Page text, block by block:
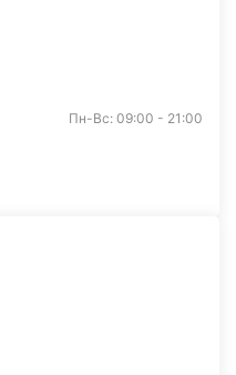
Пн-Вс: 09:00 - 21:00